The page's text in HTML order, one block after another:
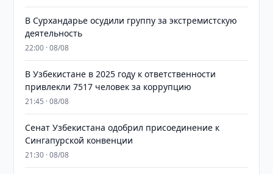
В Сурхандарье осудили группу за экстремистскую
деятельность
22:00 · 08/08
В Узбекистане в 2025 году к ответственности
привлекли 7517 человек за коррупцию
21:45 · 08/08
Сенат Узбекистана одобрил присоединение к
Сингапурской конвенции
21:30 · 08/08